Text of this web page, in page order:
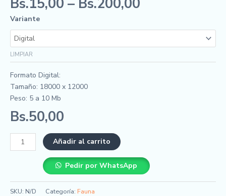
Bs.15,00 – Bs.200,00
Variante
LIMPIAR
Formato Digital:
Tamaño: 18000 x 12000
Peso: 5 a 10 Mb
Bs.50,00
Añadir al carrito
Pedir por WhatsApp
SKU: N/D Categoría: Fauna